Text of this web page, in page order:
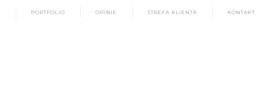
KONTAKT
STREFA KLIENTA
OPINIE
PORTFOLIO